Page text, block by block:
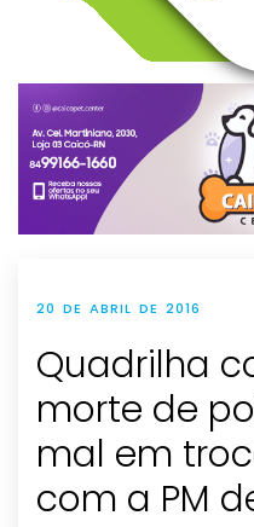
20 DE ABRIL DE 2016
Quadrilha
morte de
mal em
com a PM